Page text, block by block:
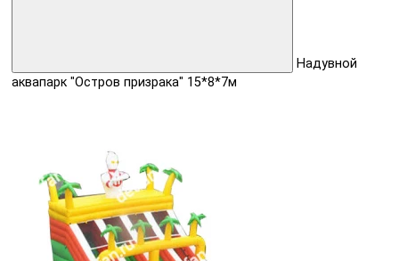
Надувной
аквапарк "Остров призрака" 15*8*7м